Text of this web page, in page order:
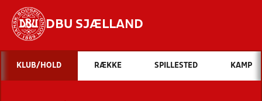
DBU SJÆLLAND
Hvad vil du søge efter?
INDHOLD OG NYHEDER
KLUB/HOLD RÆKKE SPILLESTED KAMP